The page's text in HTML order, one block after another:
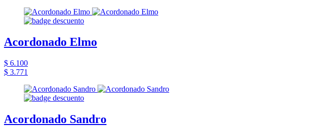
Acordonado Elmo
$ 6.100
$ 3.771
Acordonado Sandro